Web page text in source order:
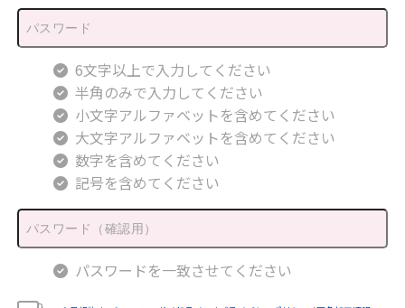
6文字以上で入力してください
半角のみで入力してください
小文字アルファベットを含めてください
大文字アルファベットを含めてください
数字を含めてください
記号を含めてください
パスワードを一致させてください